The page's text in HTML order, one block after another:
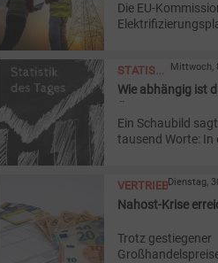
Die EU-
begrüßen die
Hürden bei
Netzen und
STATISTIK
DES
Mittwoch,
Wie abhängig ist
Ein Schaubild
tausend Worte: In
dem
Bereich.
VERTRIEBDienstag,
Nahost-Krise
Trotz gestiegener